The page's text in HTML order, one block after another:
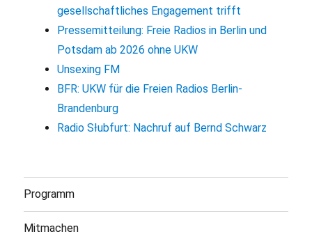
gesellschaftliches Engagement trifft
Pressemitteilung: Freie Radios in Berlin und
Potsdam ab 2026 ohne UKW
Unsexing FM
BFR: UKW für die Freien Radios Berlin-
Brandenburg
Radio Słubfurt: Nachruf auf Bernd Schwarz
Programm
Mitmachen